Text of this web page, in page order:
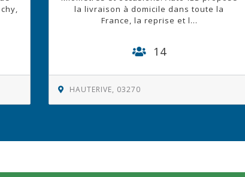
médicaux. Certifications : ISO
03270